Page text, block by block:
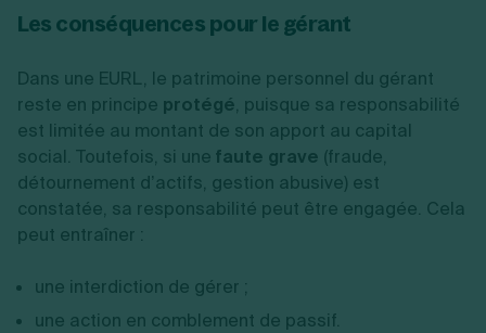
Les conséquences pour le gérant
Dans une EURL, le patrimoine personnel du gérant
reste en principe protégé, puisque sa responsabilité
est limitée au montant de son apport au capital
social. Toutefois, si une faute grave (fraude,
détournement d’actifs, gestion abusive) est
constatée, sa responsabilité peut être engagée. Cela
peut entraîner :
une interdiction de gérer ;
une action en comblement de passif.